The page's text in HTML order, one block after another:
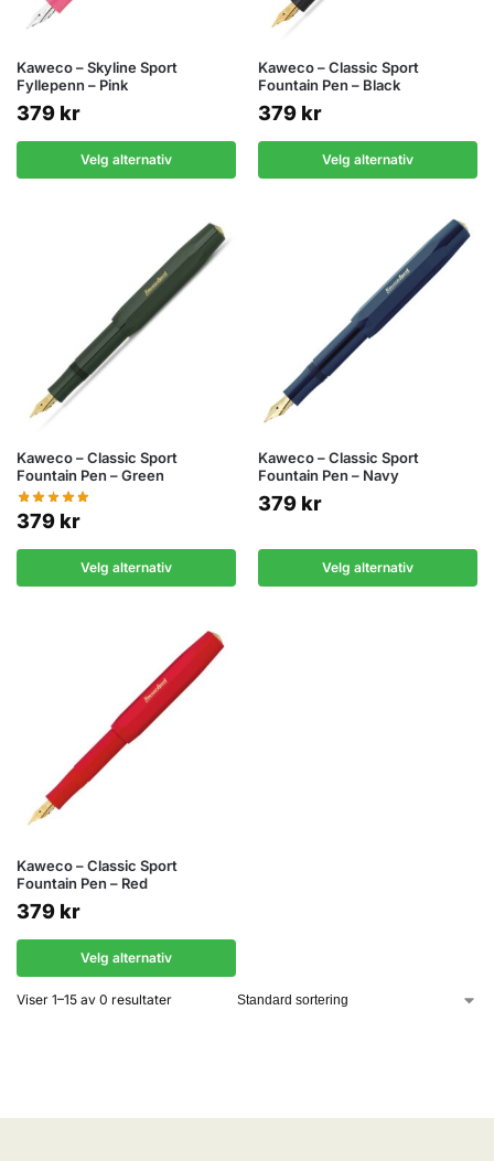
Kaweco – Skyline Sport
Fyllepenn – Pink
379 kr
Velg alternativ
Kaweco – Classic Sport
Fountain Pen – Black
379 kr
Velg alternativ
Kaweco – Classic Sport
Fountain Pen – Green
379 kr
Velg alternativ
Kaweco – Classic Sport
Fountain Pen – Navy
379 kr
Velg alternativ
Kaweco – Classic Sport
Fountain Pen – Red
379 kr
Velg alternativ
Viser 1–15 av 0 resultater